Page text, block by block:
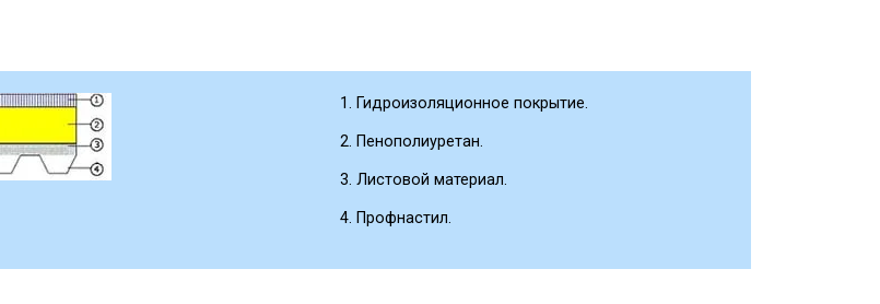
Гидроизоляционное покрытие.
Пенополиуретан.
Листовой материал.
Профнастил.